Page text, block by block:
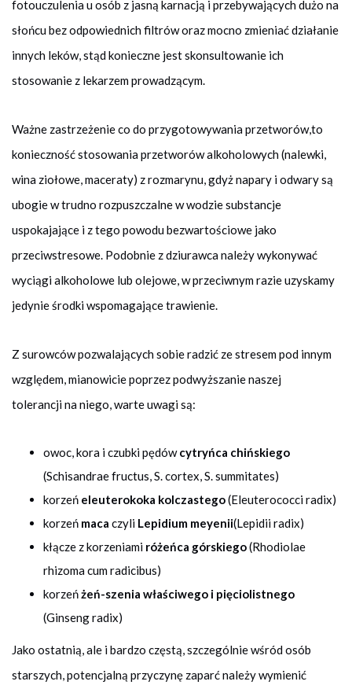
fotouczulenia u osób z jasną karnacją i przebywających dużo na
słońcu bez odpowiednich filtrów oraz mocno zmieniać działanie
innych leków, stąd konieczne jest skonsultowanie ich
stosowanie z lekarzem prowadzącym.
Ważne zastrzeżenie co do przygotowywania przetworów,to
konieczność stosowania przetworów alkoholowych (nalewki,
wina ziołowe, maceraty) z rozmarynu, gdyż napary i odwary są
ubogie w trudno rozpuszczalne w wodzie substancje
uspokajające i z tego powodu bezwartościowe jako
przeciwstresowe. Podobnie z dziurawca należy wykonywać
wyciągi alkoholowe lub olejowe, w przeciwnym razie uzyskamy
jedynie środki wspomagające trawienie.
Z surowców pozwalających sobie radzić ze stresem pod innym
względem, mianowicie poprzez podwyższanie naszej
tolerancji na niego, warte uwagi są:
owoc, kora i czubki pędówcytryńca chińskiego
(Schisandrae fructus, S. cortex, S. summitates)
korzeń eleuterokoka kolczastego(Eleuterococci radix)
korzeń maca czyli Lepidium meyenii(Lepidii radix)
kłącze z korzeniami różeńca górskiego(Rhodiolae
rhizoma cum radicibus)
korzeńżeń-szenia właściwego i pięciolistnego
(Ginseng radix)
Jako ostatnią, ale i bardzo częstą, szczególnie wśród osób
starszych, potencjalną przyczynę zaparć należy wymienić